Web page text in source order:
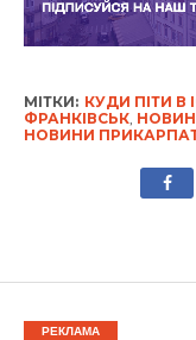
МІТКИ: КУДИ ПІТИ В
ФРАНКІВСЬК,
НОВИНИ
РЕКЛАМА